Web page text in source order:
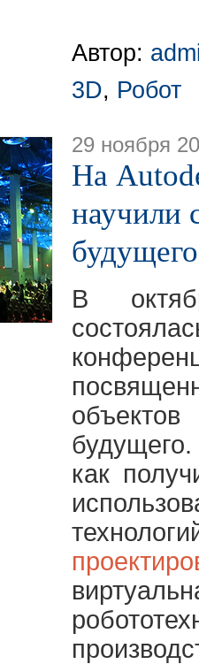
Автор:
3D, Робот
29 ноября
На
научили
В
объектов
как